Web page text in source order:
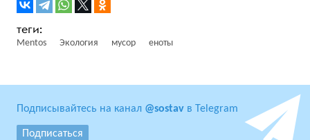
Mentos Экология мусор еноты
Подписывайтесь на канал @sostav в Telegram
Подписаться